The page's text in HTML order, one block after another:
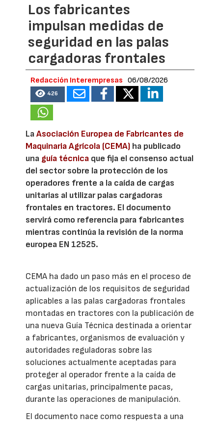
Los fabricantes
impulsan medidas de
seguridad en las palas
cargadoras frontales
Redacción Interempresas 06/08/2026
426
LaAsociación Europea de Fabricantes de
Maquinaria Agrícola (CEMA) ha publicado
una guía técnica que fija el consenso actual
del sector sobre la protección de los
operadores frente a la caída de cargas
unitarias al utilizar palas cargadoras
frontales en tractores. El documento
servirá como referencia para fabricantes
mientras continúa la revisión de la norma
europea EN 12525.
CEMA ha dado un paso más en el proceso de
actualización de los requisitos de seguridad
aplicables a las palas cargadoras frontales
montadas en tractores con la publicación de
una nueva Guía Técnica destinada a orientar
a fabricantes, organismos de evaluación y
autoridades reguladoras sobre las
soluciones actualmente aceptadas para
proteger al operador frente a la caída de
cargas unitarias, principalmente pacas,
durante las operaciones de manipulación.
El documento nace como respuesta a una